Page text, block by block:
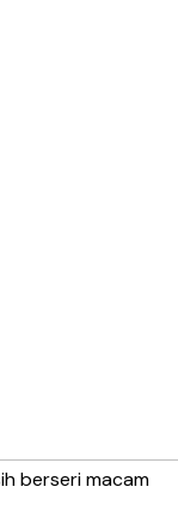
berseri macam